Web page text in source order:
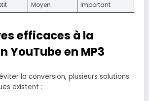
Moyen Important
efficaces à la
YouTube en MP3
la conversion, plusieurs solutions
existent :